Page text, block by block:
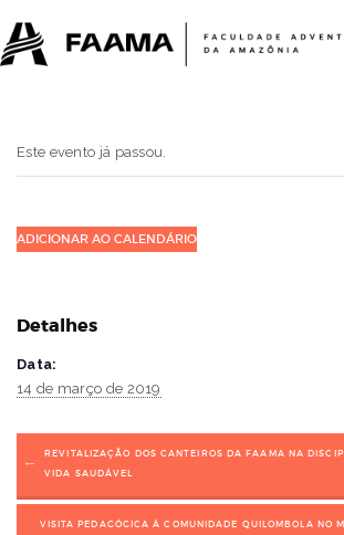
COLÉGIO
GRADUAÇÃO
BIBLIOTECA
Este evento já passou.
ADICIONAR AO CALENDÁRIO
Detalhes
Data:
14 de março de 2019
REVITALIZAÇÃO DOS CANTEIROS DA FAAMA NA
VIDA SAUDÁVEL
VISITA PEDAGÓGICA À COMUNIDADE QUILOMBOLA NO